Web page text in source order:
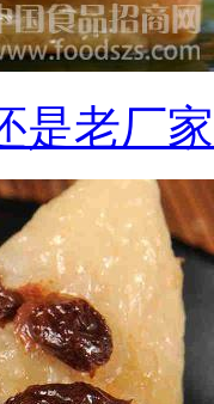
味的汤
纪积累
客户带
用心为
糕点食
是老厂